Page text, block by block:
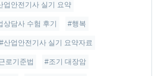
업안전기사 실기 요약
상담사 수험 후기 #행복
#산업안전기사 실기 요약자료
로기준법 #조기 대장암